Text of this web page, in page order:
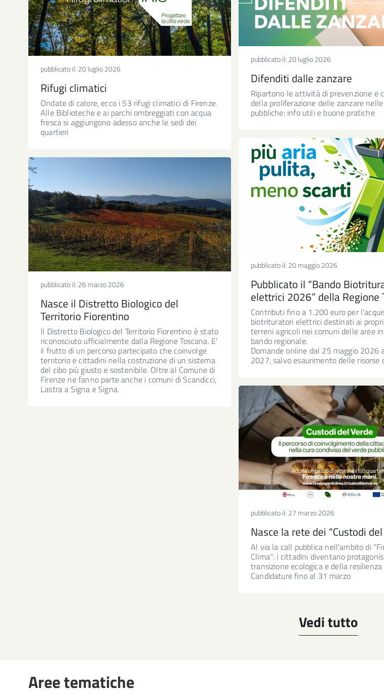
pubblicato il: 20 luglio 2026
Difenditi dalle zanzare
Ripartono le attività di prevenzione e
della proliferazione delle zanzare
pubbliche: info utili e buone pratiche
pubblicato il: 20 luglio 2026
Rifugi climatici
Ondate di calore, ecco i 53 rifugi climatici di Firenze.
Alle Biblioteche e ai parchi ombreggiati con acqua
fresca si aggiungono adesso anche le sedi dei
quartieri
pubblicato il: 20 maggio 2026
Pubblicato il “Bando
elettrici 2026” della Regione
Contributi fino a 1.200 euro per
biotrituratori elettrici destinati ai
terreni agricoli nei comuni delle aree
bando regionale.
Domande online dal 25 maggio 2026
2027, salvo esaurimento delle risorse
pubblicato il: 26 marzo 2026
Nasce il Distretto Biologico del
Territorio Fiorentino
Il Distretto Biologico del Territorio Fiorentino è stato
riconosciuto ufficialmente dalla Regione Toscana. E'
il frutto di un percorso partecipato che coinvolge
territorio e cittadini nella costruzione di un sistema
del cibo più giusto e sostenibile. Oltre al Comune di
Firenze ne fanno parte anche i comuni di Scandicci,
Lastra a Signa e Signa.
pubblicato il: 27 marzo 2026
Nasce la rete dei “Custodi
Al via la call pubblica nell'ambito di
Clima": i cittadini diventano
transizione ecologica e della
Candidature fino al 31 marzo
Vedi tutto
Aree tematiche